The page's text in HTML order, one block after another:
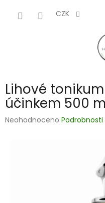
CZK
Lihové
účinkem 500
Průměrné
Neohodnoceno